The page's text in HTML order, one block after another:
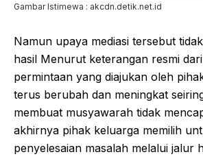
Gambar Istimewa : akcdn.detik.net.id
Namun upaya mediasi tersebut
hasil Menurut keterangan resmi
permintaan yang diajukan oleh
terus berubah dan meningkat
membuat musyawarah tidak
akhirnya pihak keluarga memilih
penyelesaian masalah melalui jalur